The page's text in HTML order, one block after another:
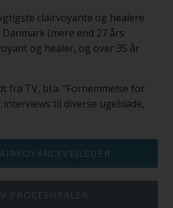
clairvoyante og healere
(mere end 27 års
og healer, og over 35 år
fra TV, bl.a. ”Fornemmelse for
interviews til diverse ugeblade,
PROCESHEALER